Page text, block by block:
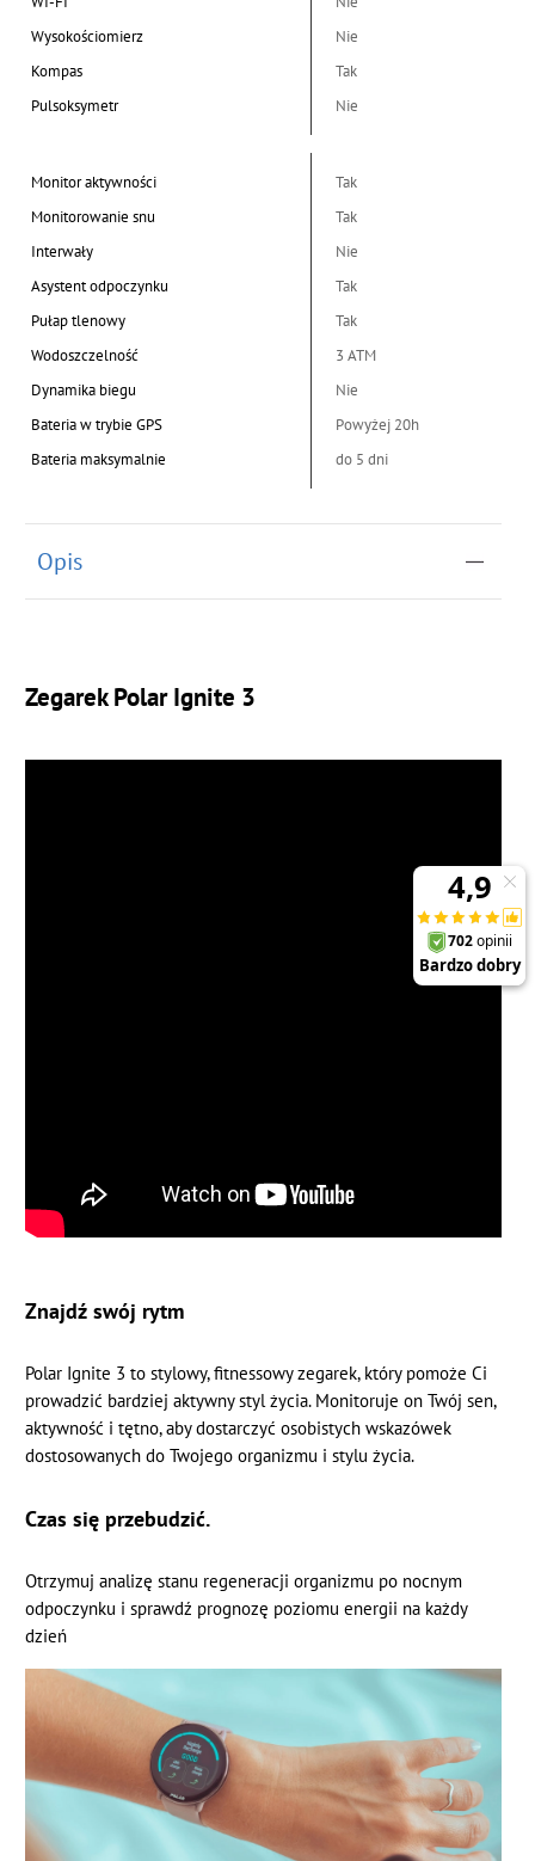
Wysokościomierz
Nie
Kompas
Tak
Pulsoksymetr
Nie
Monitor aktywności
Tak
Monitorowanie snu
Tak
Interwały
Nie
Asystent odpoczynku
Tak
Pułap tlenowy
Tak
Wodoszczelność
3 ATM
Dynamika biegu
Nie
Bateria w trybie GPS
Powyżej 20h
Bateria maksymalnie
do 5 dni
Opis
Zegarek Polar Ignite 3
Znajdź swój rytm
Polar Ignite 3 to stylowy, fitnessowy zegarek, który pomoże Ci
prowadzić bardziej aktywny styl życia. Monitoruje on Twój sen,
aktywność i tętno, aby dostarczyć osobistych wskazówek
dostosowanych do Twojego organizmu i stylu życia.
Czas się przebudzić.
Otrzymuj analizę stanu regeneracji organizmu po nocnym
odpoczynku i sprawdź prognozę poziomu energii na każdy
dzień